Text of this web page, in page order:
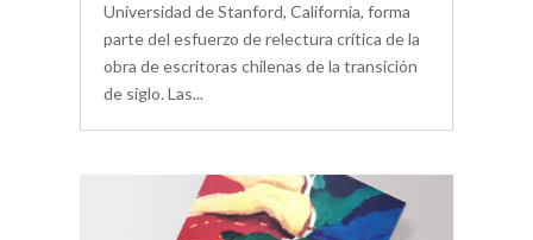
Universidad de Stanford, California, forma
parte del esfuerzo de relectura crítica de la
obra de escritoras chilenas de la transición
de siglo. Las...